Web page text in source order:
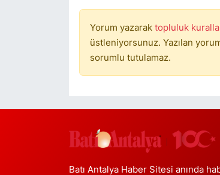
Yorum yazarak topluluk
üstleniyorsunuz. Yazılan
sorumlu tutulamaz.
Batı Antalya Haber Sitesi anında